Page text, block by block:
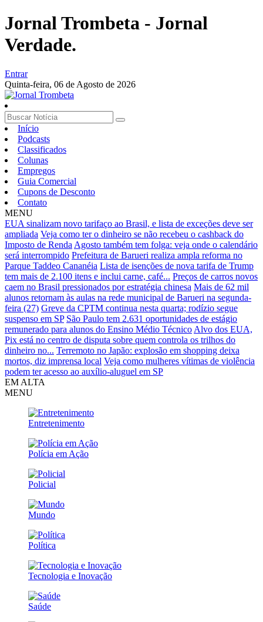
Jornal Trombeta - Jornal
Verdade.
Entrar
Quinta-feira, 06 de Agosto de 2026
Início
Podcasts
Classificados
Colunas
Empregos
Guia Comercial
Cupons de Desconto
Contato
MENU
EUA sinalizam novo tarifaço ao Brasil, e lista de exceções deve ser
ampliada Veja como ter o dinheiro se não recebeu o cashback do
Imposto de Renda Agosto também tem folga: veja onde o calendário
será interrompido Prefeitura de Barueri realiza ampla reforma no
Parque Taddeo Cananéia Lista de isenções de nova tarifa de Trump
tem mais de 2.100 itens e inclui carne, café... Preços de carros novos
caem no Brasil pressionados por estratégia chinesa Mais de 62 mil
alunos retornam às aulas na rede municipal de Barueri na segunda-
feira (27) Greve da CPTM continua nesta quarta; rodízio segue
suspenso em SP São Paulo tem 2.631 oportunidades de estágio
remunerado para alunos do Ensino Médio Técnico Alvo dos EUA,
Pix está no centro de disputa sobre quem controla os trilhos do
dinheiro no... Terremoto no Japão: explosão em shopping deixa
mortos, diz imprensa local Veja como mulheres vítimas de violência
podem ter acesso ao auxílio-aluguel em SP
EM ALTA
MENU
Entretenimento
Polícia em Ação
Policial
Mundo
Política
Tecnologia e Inovação
Saúde